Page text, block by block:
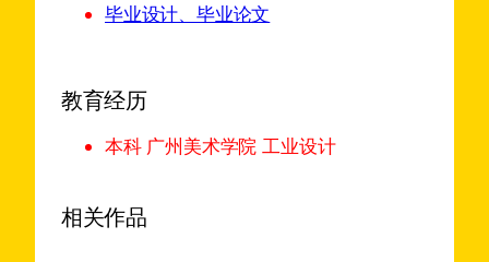
毕业设计、毕业论文
教育经历
本科 广州美术学院 工业设计
相关作品